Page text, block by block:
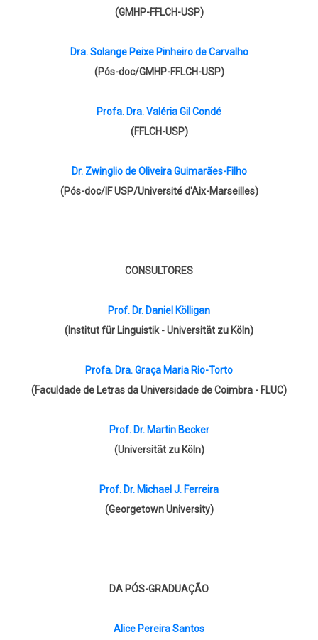
(GMHP-FFLCH-USP)
Dra. Solange Peixe Pinheiro de Carvalho
(Pós-doc/GMHP-FFLCH-USP)
Profa. Dra. Valéria Gil Condé
(FFLCH-USP)
Dr. Zwinglio de Oliveira Guimarães-Filho
(Pós-doc/IF USP/Université d'Aix-Marseilles)
CONSULTORES
Prof. Dr. Daniel Kölligan
(Institut für Linguistik - Universität zu Köln)
Profa. Dra. Graça Maria Rio-Torto
(Faculdade de Letras da Universidade de Coimbra - FLUC)
Prof. Dr. Martin Becker
(Universität zu Köln)
Prof. Dr. Michael J. Ferreira
(Georgetown University)
DA PÓS-GRADUAÇÃO
Alice Pereira Santos